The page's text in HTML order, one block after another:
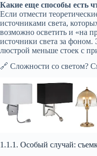
Какие еще способы есть
Если отмести
источниками света,
возможно осветить и «на
источники света за фоном.
люстрой меньше стоек с
🔗 Сложности со светом?
1.1.1. Особый случай: